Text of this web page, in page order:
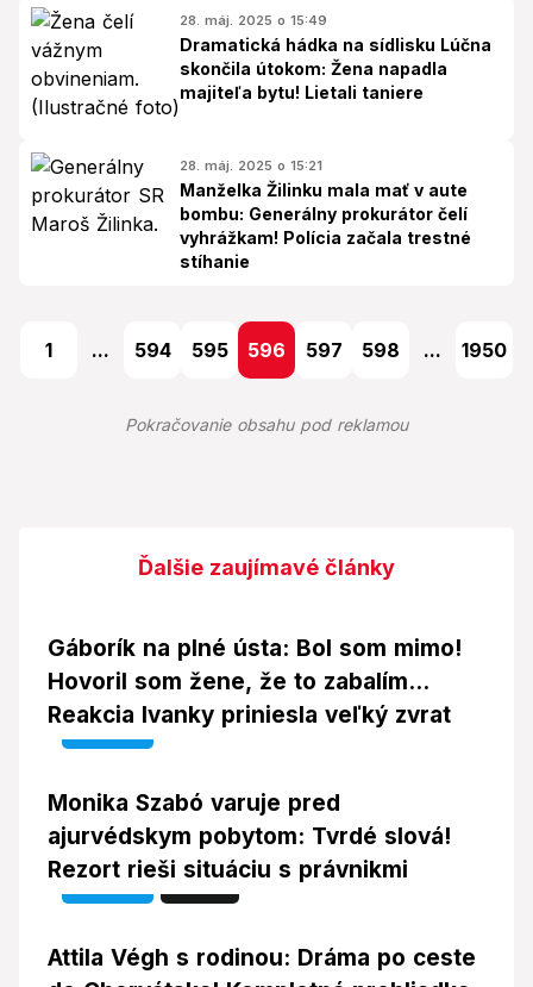
28. máj. 2025 o 15:49
Dramatická hádka na sídlisku Lúčna
skončila útokom: Žena napadla
majiteľa bytu! Lietali taniere
28. máj. 2025 o 15:21
Manželka Žilinku mala mať v aute
bombu: Generálny prokurátor čelí
vyhrážkam! Polícia začala trestné
stíhanie
1 ... 594 595 596 597 598 ... 1950
Pokračovanie obsahu pod reklamou
Ďalšie zaujímavé články
Gáborík na plné ústa: Bol som mimo!
Hovoril som žene, že to zabalím...
Reakcia Ivanky priniesla veľký zvrat
Video
Monika Szabó varuje pred
ajurvédskym pobytom: Tvrdé slová!
Rezort rieši situáciu s právnikmi
Video Foto
Attila Végh s rodinou: Dráma po ceste